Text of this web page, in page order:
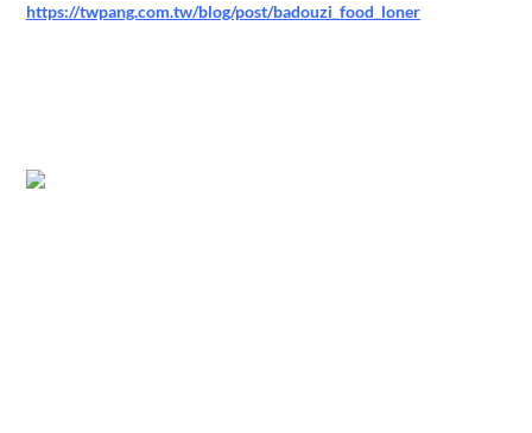
https://twpang.com.tw/blog/post/badouzi_food_loner